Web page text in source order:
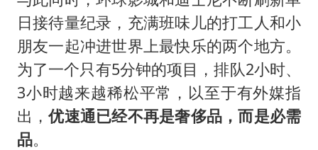
日接待量纪录，充满班味儿的打工人和小
朋友一起冲进世界上最快乐的两个地方。
为了一个只有5分钟的项目，排队2小时、
3小时越来越稀松平常，以至于有外媒指
出，优速通已经不再是奢侈品，而是必需
品。